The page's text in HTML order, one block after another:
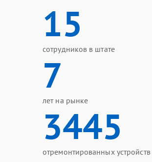
15
сотрудников в штате
7
лет на рынке
3445
отремонтированных устройств